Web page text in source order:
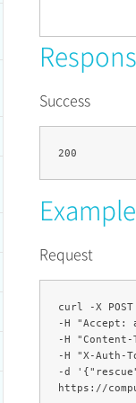
Success
Example
Request
curl -X POST
-H "Accept:
-H
-H "X-Auth-
-d
https://